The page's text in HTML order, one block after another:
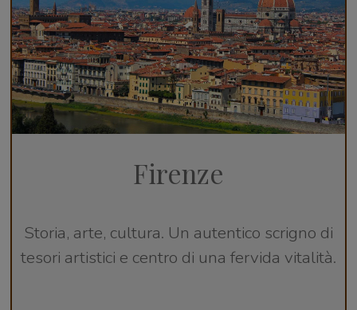
Firenze
Storia, arte, cultura. Un autentico scrigno di
tesori artistici e centro di una fervida vitalità.